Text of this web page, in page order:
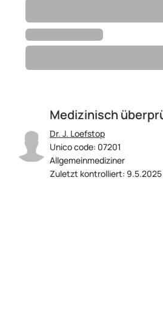
Medizinisch
Dr. J. Loefstop
Unico code: 07201
Allgemeinmediziner
Zuletzt kontrolliert: